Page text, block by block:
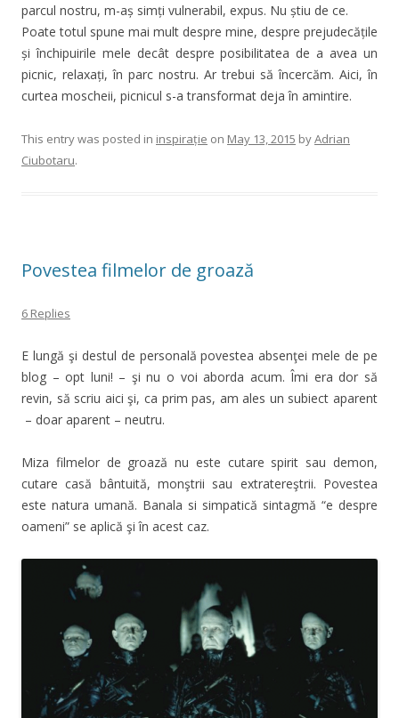
parcul nostru, m-aș simți vulnerabil, expus. Nu știu de ce.
Poate totul spune mai mult despre mine, despre prejudecățile
și închipuirile mele decât despre posibilitatea de a avea un
picnic, relaxați, în parc nostru. Ar trebui să încercăm. Aici, în
curtea moscheii, picnicul s-a transformat deja în amintire.
This entry was posted in inspirație on May 13, 2015 byAdrian
Ciubotaru.
Povestea filmelor de groază
6 Replies
E lungă şi destul de personală povestea absenţei mele de pe
blog – opt luni! – şi nu o voi aborda acum. Îmi era dor să
revin, să scriu aici şi, ca prim pas, am ales un subiect aparent
– doar aparent – neutru.
Miza filmelor de groază nu este cutare spirit sau demon,
cutare casă bântuită, monştrii sau extratereştrii. Povestea
este natura umană. Banala si simpatică sintagmă “e despre
oameni” se aplică şi în acest caz.